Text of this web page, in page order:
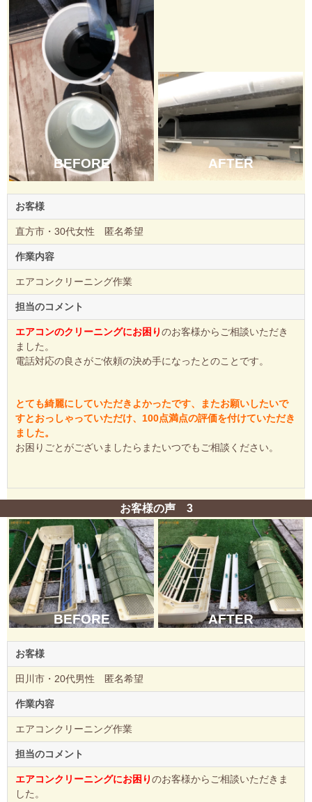
BEFORE AFTER
お客様
直方市・30代女性 匿名希望
作業内容
エアコンクリーニング作業
担当のコメント
エアコンのクリーニングにお困りのお客様からご相談いただき
ました。
電話対応の良さがご依頼の決め手になったとのことです。
とても綺麗にしていただきよかったです、またお願いしたいで
すとおっしゃっていただけ、100点満点の評価を付けていただき
ました。
お困りごとがございましたらまたいつでもご相談ください。
お客様の声 3
BEFORE AFTER
お客様
田川市・20代男性 匿名希望
作業内容
エアコンクリーニング作業
担当のコメント
エアコンクリーニングにお困りのお客様からご相談いただきま
した。